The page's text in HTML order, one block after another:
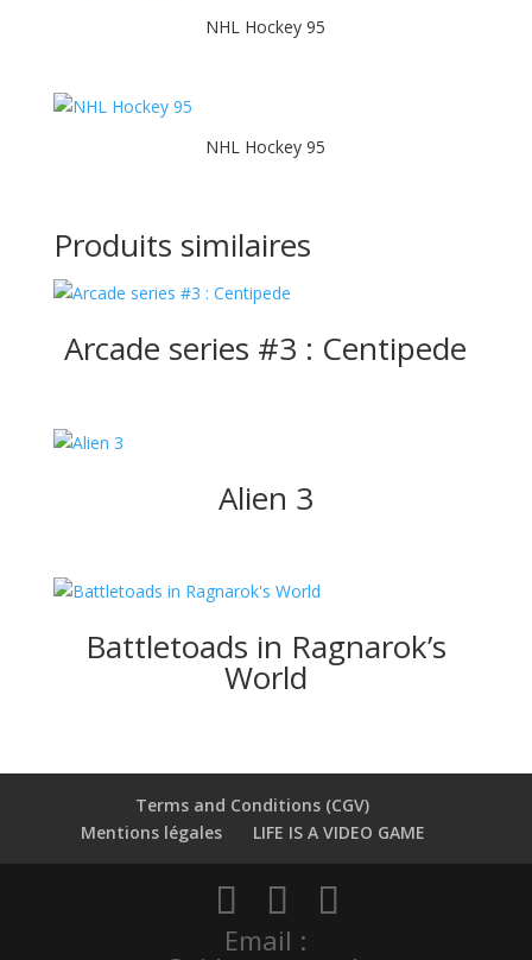
NHL Hockey 95
NHL Hockey 95
Produits similaires
Arcade series #3 : Centipede
Alien 3
Battletoads in Ragnarok’s
World
Terms and Conditions (CGV)
Mentions légales
LIFE IS A VIDEO GAME
Email :